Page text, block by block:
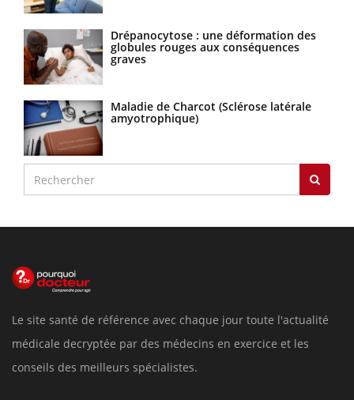
Drépanocytose : une déformation des
globules rouges aux conséquences
graves
Maladie de Charcot (Sclérose latérale
amyotrophique)
Le site santé de référence avec chaque jour toute l'actualité
médicale decryptée par des médecins en exercice et les
conseils des meilleurs spécialistes.